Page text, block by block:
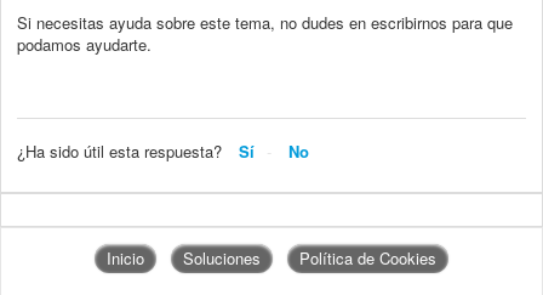
Si necesitas ayuda sobre este tema, no dudes en escribirnos para que
podamos ayudarte.
¿Ha sido útil esta respuesta? Sí No
Inicio Soluciones Política de Cookies